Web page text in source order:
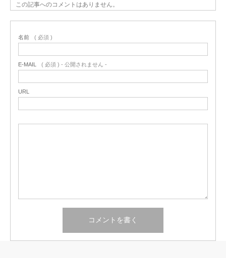
この記事へのコメントはありません。
名前 ( 必須 )
E-MAIL ( 必須 ) - 公開されません -
URL